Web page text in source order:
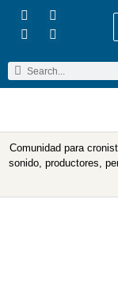
Comunidad para
sonido, productores,